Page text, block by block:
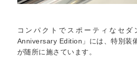
コンパクトでスポーティなセダ
Anniversary Edition」には、特別装
が随所に施さています。